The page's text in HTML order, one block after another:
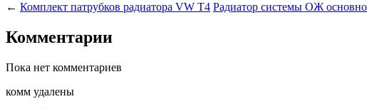
← Комплект патрубков радиатора VW T4 Радиатор системы ОЖ
Комментарии
Пока нет комментариев
комм удалены